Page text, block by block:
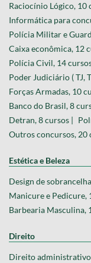
Raciocínio Lógico, 10
Informática para
Polícia Militar e
Caixa econômica, 12
Polícia Civil, 14
Poder Judiciário ( TJ,
Forças Armadas, 10
Banco do Brasil, 8
Detran, 8 cursos |
Outros concursos, 20
Estética e Beleza
Design de
Manicure e Pedicure,
Barbearia Masculina,
Direito
Direito